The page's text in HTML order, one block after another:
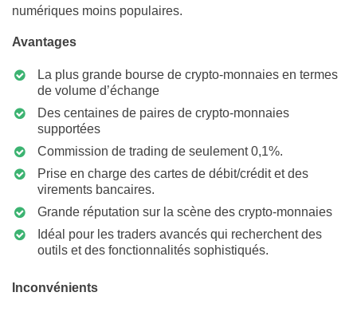
numériques moins populaires.
Avantages
La plus grande bourse de crypto-monnaies en termes
de volume d’échange
Des centaines de paires de crypto-monnaies
supportées
Commission de trading de seulement 0,1%.
Prise en charge des cartes de débit/crédit et des
virements bancaires.
Grande réputation sur la scène des crypto-monnaies
Idéal pour les traders avancés qui recherchent des
outils et des fonctionnalités sophistiqués.
Inconvénients